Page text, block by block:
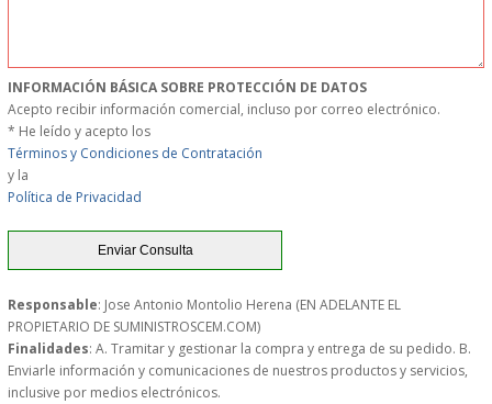
TWITTER
TODOS LOS DERECHOS RESERVADOS
INFORMACIÓN BÁSICA SOBRE PROTECCIÓN DE DATOS
Acepto recibir información comercial, incluso por correo electrónico.
* He leído y acepto los
Términos y Condiciones de Contratación
y la
Política de Privacidad
Responsable: Jose Antonio Montolio Herena (EN ADELANTE EL
PROPIETARIO DE SUMINISTROSCEM.COM)
Finalidades: A. Tramitar y gestionar la compra y entrega de su pedido. B.
Enviarle información y comunicaciones de nuestros productos y servicios,
inclusive por medios electrónicos.